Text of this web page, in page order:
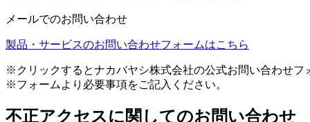
メールでのお問い合わせ
製品・サービスのお問い合わせフォームはこちら
※クリックするとナカバヤシ株式会社の公式お問い合わせフ
※フォームより必要事項をご記入ください。
不正アクセスに関してのお問い合わせ